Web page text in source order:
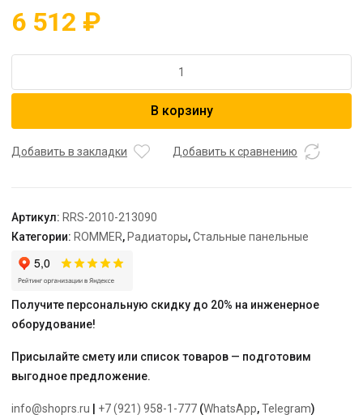
6 512 ₽
ROMMER
стальной
Compact
В корзину
Добавить в закладки Добавить к сравнению
Артикул: RRS-2010-213090
Категории: ROMMER, Радиаторы,Стальные панельные
Получите персональную скидку до 20% на инженерное
оборудование!
Присылайте смету или список товаров — подготовим
выгодное предложение.
info@shoprs.ru +7 (921) 958-1-777 (WhatsApp,Telegram)